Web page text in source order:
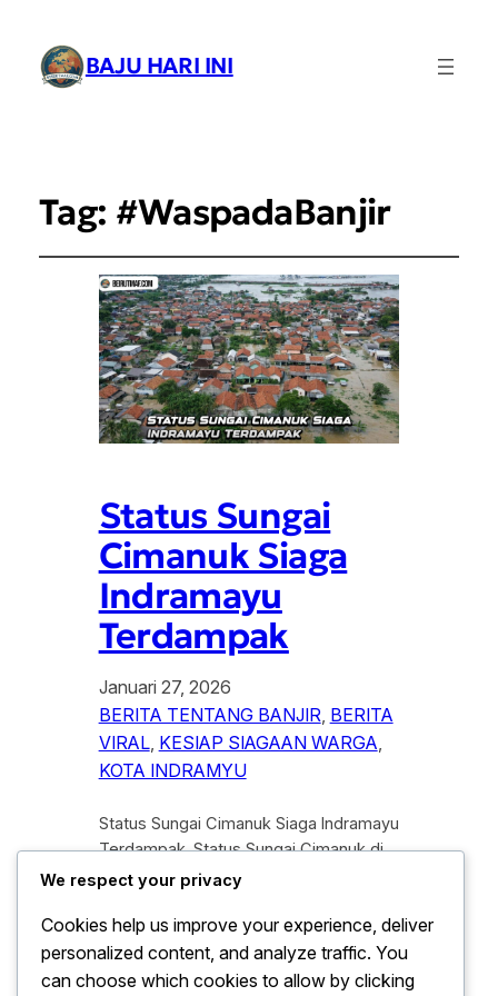
BAJU HARI INI
Tag: #WaspadaBanjir
Status Sungai
Cimanuk Siaga
Indramayu
Terdampak
Januari 27, 2026
BERITA TENTANG BANJIR, BERITA
VIRAL, KESIAP SIAGAAN WARGA
KOTA INDRAMYU
Status Sungai Cimanuk Siaga Indramayu
Terdampak. Status Sungai Cimanuk di
tetapkan dalam kondisi siaga setelah
signifikan akibat curah hujan tinggi yang
terjadi secara beruntun di wilayah hulu.
Dampak dari kondisi tersebut mulai di
We respect your privacy
Cookies help us improve your experience, deliver
personalized content, and analyze traffic. You
can choose which cookies to allow by clicking